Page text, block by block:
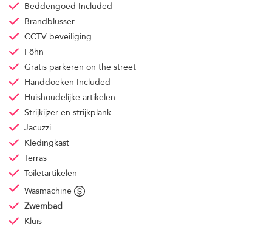
Beddengoed Included
Brandblusser
CCTV beveiliging
Föhn
Gratis parkeren on the street
Handdoeken Included
Huishoudelijke artikelen
Strijkijzer en strijkplank
Jacuzzi
Kledingkast
Terras
Toiletartikelen
Wasmachine
Zwembad
Kluis